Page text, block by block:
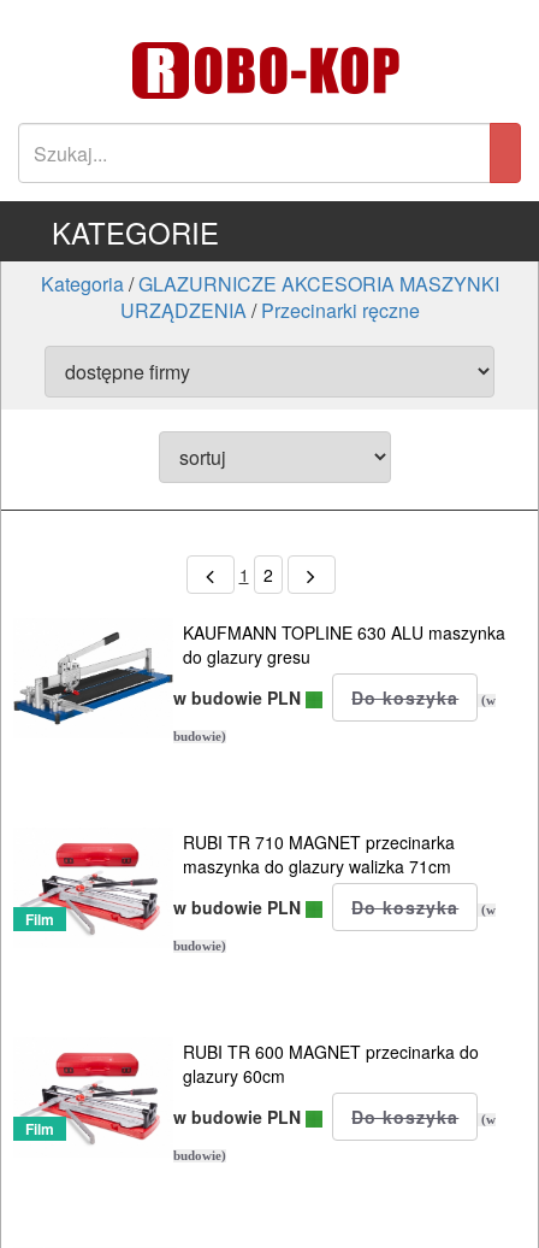
KATEGORIE
Kategoria/GLAZURNICZE AKCESORIA MASZYNKI
URZĄDZENIA/Przecinarki ręczne
1 2
KAUFMANN TOPLINE 630 ALU maszynka
do glazury gresu
w budowie PLN
(w
budowie)
Film
RUBI TR 710 MAGNET przecinarka
maszynka do glazury walizka 71cm
w budowie PLN
(w
budowie)
Film
RUBI TR 600 MAGNET przecinarka do
glazury 60cm
w budowie PLN
(w
budowie)